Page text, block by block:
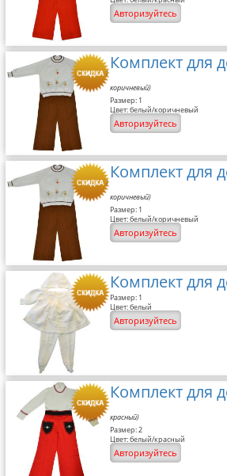
Авторизуйтесь
Комплект для
коричневый)
Размер: 1
Цвет: белый/коричневый
Авторизуйтесь
Комплект для
коричневый)
Размер: 1
Цвет: белый/коричневый
Авторизуйтесь
Комплект для
Размер: 1
Цвет: белый
Авторизуйтесь
Комплект для
красный)
Размер: 2
Цвет: белый/красный
Авторизуйтесь